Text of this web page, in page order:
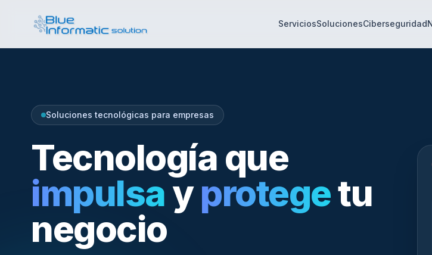
ServiciosSolucionesCiberseguridad
Soluciones tecnológicas para empresas
Tecnología que
impulsayprotegetu
negocio